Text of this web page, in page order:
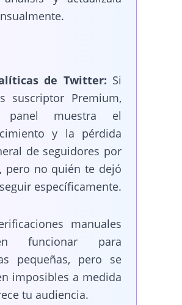
de Twitter: Si
suscriptor Premium,
muestra el
y la pérdida
de seguidores por
pero no quién te dejó
específicamente.
manuales
funcionar para
pequeñas, pero se
imposibles a medida
tu audiencia.